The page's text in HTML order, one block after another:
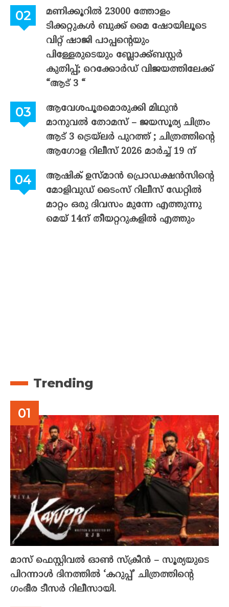
മണിക്കൂറിൽ 23000 ത്തോളം
ടിക്കറ്റുകൾ ബുക്ക് മൈ ഷോയിലൂടെ
വിറ്റ് ഷാജി പാപ്പന്റെയും
പിള്ളേരുടെയും ബ്ലോക്ക്ബസ്റ്റർ
കുതിപ്പ്; റെക്കോർഡ് വിജയത്തിലേക്ക്
“ആട് 3 “
ആവേശപൂരമൊരുക്കി മിഥുൻ
മാനുവൽ തോമസ് – ജയസൂര്യ ചിത്രം
ആട് 3 ട്രെയ്‌ലർ പുറത്ത് ; ചിത്രത്തിന്റെ
ആഗോള റിലീസ് 2026 മാർച്ച് 19 ന്
ആഷിക് ഉസ്മാൻ പ്രൊഡക്ഷൻസിന്റെ
മോളിവുഡ് ടൈംസ് റിലീസ് ഡേറ്റിൽ
മാറ്റം ഒരു ദിവസം മുന്നേ എത്തുന്നു
മെയ് 14ന് തീയറ്ററുകളിൽ എത്തും
Trending
മാസ് ഫെസ്റ്റിവൽ ഓൺ സ്‌ക്രീൻ – സൂര്യയുടെ
പിറന്നാൾ ദിനത്തിൽ ‘കറുപ്പ്’ ചിത്രത്തിന്റെ
ഗംഭീര ടീസർ റിലീസായി.